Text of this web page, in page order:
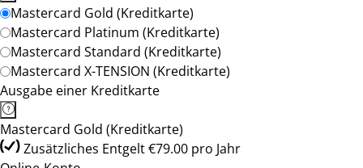
Mastercard Gold (Kreditkarte)
Mastercard Platinum (Kreditkarte)
Mastercard Standard (Kreditkarte)
Mastercard X-TENSION (Kreditkarte)
Ausgabe einer Kreditkarte
Mastercard Gold (Kreditkarte)
Zusätzliches Entgelt €79.00 pro Jahr